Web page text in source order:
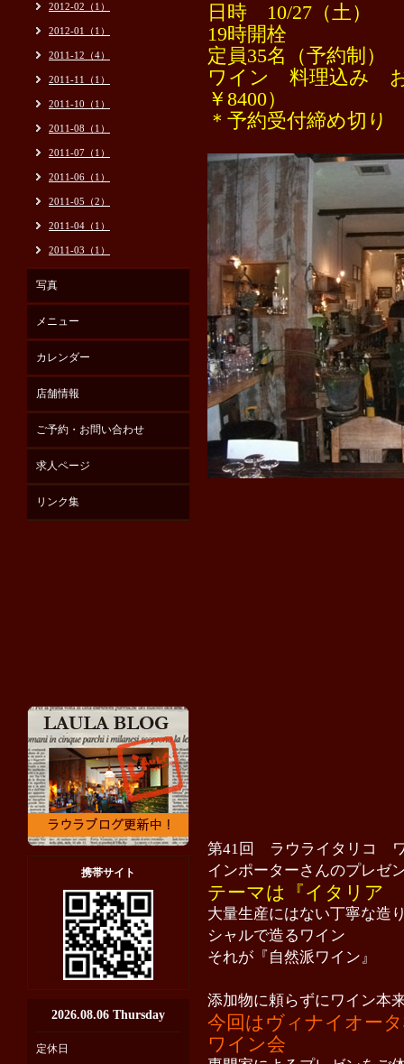
日時 10/27（土）
19時開栓
定員35名（予約制）
ワイン 料理込み
￥8400）
＊予約受付締め切り
第41回 ラウライタリコ
インポーターさんのプレゼ
テーマは『イタリア
大量生産にはない丁寧な
シャルで造るワイン
それが『自然派ワイン』
添加物に頼らずにワイン本
今回はヴィナイオー
ワイン会
2012-02（1）
2012-01（1）
2011-12（4）
2011-11（1）
2011-10（1）
2011-08（1）
2011-07（1）
2011-06（1）
2011-05（2）
2011-04（1）
2011-03（1）
写真
メニュー
カレンダー
店舗情報
ご予約・お問い合わせ
求人ページ
リンク集
携帯サイト
2026.08.06 Thursday
定休日